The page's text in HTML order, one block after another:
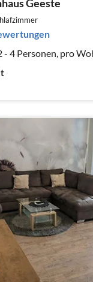
Geeste
- 4 Personen, pro